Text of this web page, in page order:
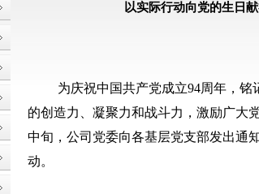
以实际行动向党的生日
为庆祝中国共产党成立94周年，铭
的创造力、凝聚力和战斗力，激励广大
中旬，公司党委向各基层党支部发出通
动。